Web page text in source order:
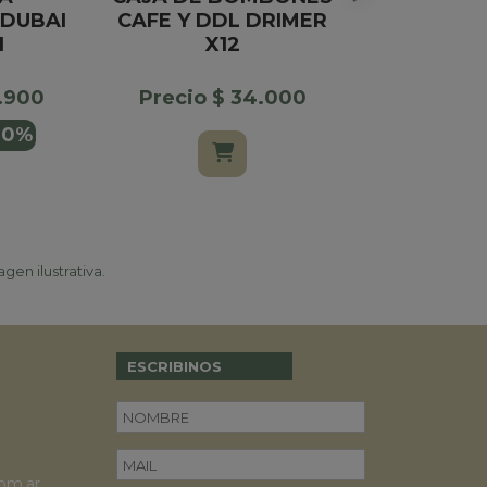
CAFE Y DDL DRIMER
X12
Precio $ 34.000
ilustrativa.
ESCRIBINOS